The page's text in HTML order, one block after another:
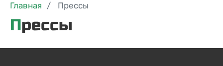
Главная Прессы
Прессы